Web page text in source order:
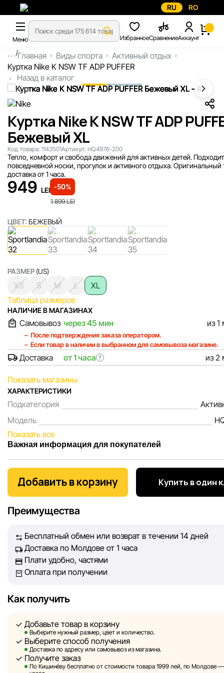
RU RO
Меню ИзбранноеСравнениеАккаунт
...Главная Виды спорта
Активный отдых
Куртка Nike K NSW TF ADP PUFFER
Назад в каталог
Куртка Nike K NSW TF ADP
Бежевый XL
Код товара: 1143501Артикул: HQ4976-200
Тепло, комфорт и свобода движений для активных детей.
повседневной носки, прогулок и активного отдыха. Оригинальный
доставка от 1 часа.
-50%
1 899LEI
949 LEI
ЦВЕТ: БЕЖЕВЫЙ
РАЗМЕР (US)
XS S M L
XL
Таблица размеров
НАЛИЧИЕ В МАГАЗИНАХ
Самовывоз через 45 мин из 1
После подтверждения заказа оператором.
Если товар в наличии в выбранном для самовывоза магазине.
Доставка от 1 часа ? из 2
Показать магазины
ХАРАКТЕРИСТИКИ
Подкатегория
Модель
Показать все
Важная информация для покупателей
Мы, команда сети магазинов Sportlandia, ценим доверие
покупателей. Каждый день мы работаем над тем, чтобы
информация о товарах и услугах, представленная на
обеспечить вас достоверной информацией, чтобы вы
Однако, несмотря на постоянный контроль, Sportlandia
гарантировать абсолютную точность всех данных,
сайте, ввиду возможных технических ошибок или сбоев.
сторонних ресурсах, ссылки на которые могут быть
Sportlandia оставляет за собой право в одностороннем
без предварительного уведомления вносить изменения в
характеристики и потребительские свойства товаров.
Изображения, представленные на сайте, являются
Добавить в корзину Купить в один
Преимущества
Бесплатный обмен или возврат в течении 14 дней
Доставка по Молдове от 1 часа
Плати удобно, частями
Оплата при получении
Как получить
Добавьте товар в корзину
Выберите нужный размер, цвет и количество.
Выберите способ получения
Доставка по адресу или самовывоз из магазина.
Получите заказ
По Кишинёву бесплатно от стоимости товара 1999 лей, по Молдове —